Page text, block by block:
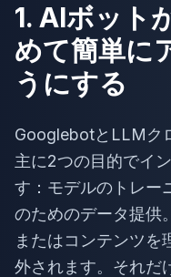
1. AIボット
めて簡単に
うにする
GooglebotとLLMク
主に2つの目的でイ
す：モデルのトレー
のためのデータ提供
またはコンテンツを
外されます。それだ